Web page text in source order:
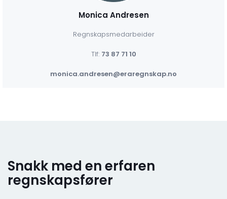
Monica Andresen
Regnskapsmedarbeider
Tlf: 73 87 71 10
monica.andresen@eraregnskap.no
Snakk med en erfaren
regnskapsfører